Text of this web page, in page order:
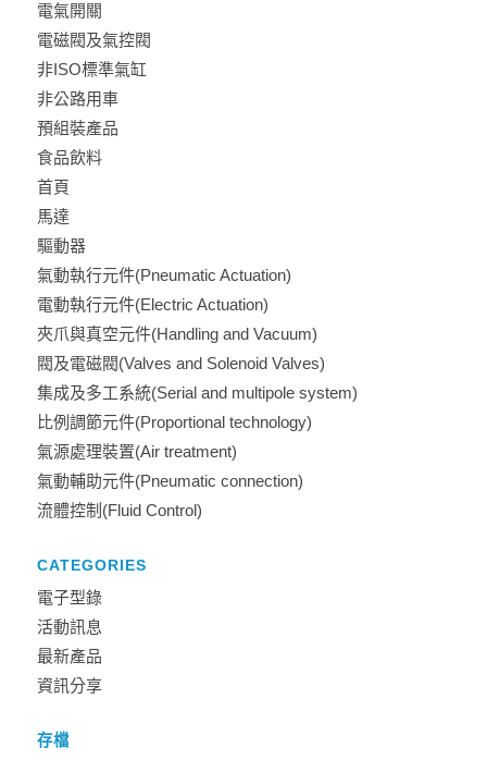
電氣開關
電磁閥及氣控閥
非ISO標準氣缸
非公路用車
預組裝產品
食品飲料
首頁
馬達
驅動器
氣動執行元件(Pneumatic Actuation)
電動執行元件(Electric Actuation)
夾爪與真空元件(Handling and Vacuum)
閥及電磁閥(Valves and Solenoid Valves)
集成及多工系統(Serial and multipole system)
比例調節元件(Proportional technology)
氣源處理裝置(Air treatment)
氣動輔助元件(Pneumatic connection)
流體控制(Fluid Control)
CATEGORIES
電子型錄
活動訊息
最新產品
資訊分享
存檔